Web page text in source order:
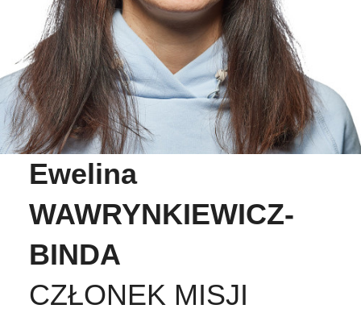
Ewelina
WAWRYNKIEWICZ-
BINDA
CZŁONEK MISJI